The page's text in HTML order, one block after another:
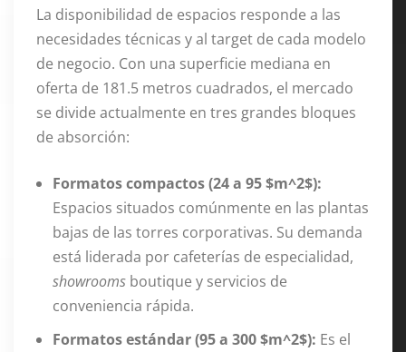
La disponibilidad de espacios responde a las
necesidades técnicas y al target de cada modelo
de negocio. Con una superficie mediana en
oferta de 181.5 metros cuadrados, el mercado
se divide actualmente en tres grandes bloques
de absorción:
Formatos compactos (24 a 95 $m^2$):
Espacios situados comúnmente en las plantas
bajas de las torres corporativas. Su demanda
está liderada por cafeterías de especialidad,
showrooms boutique y servicios de
conveniencia rápida.
Formatos estándar (95 a 300 $m^2$): Es el